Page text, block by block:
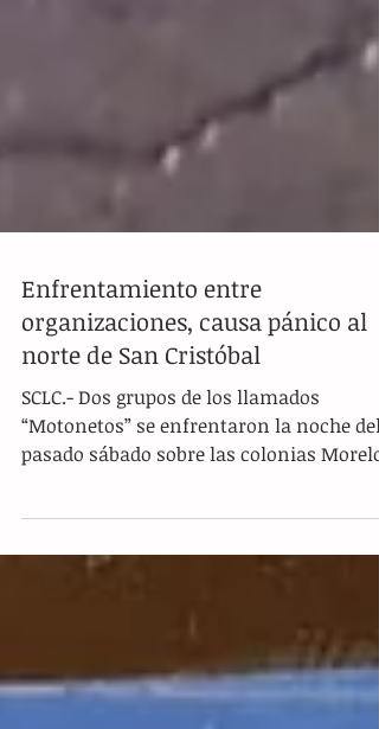
Enfrentamiento entre
organizaciones, causa pánico al
norte de San Cristóbal
SCLC.- Dos grupos de los llamados
“Motonetos” se enfrentaron la noche del